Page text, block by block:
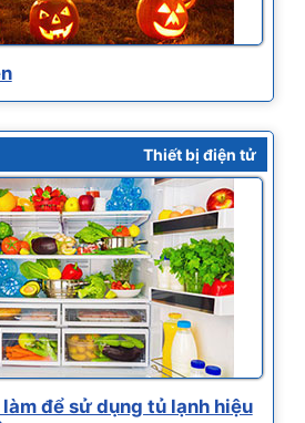
Thiết bị điện tử
để sử dụng tủ lạnh hiệu